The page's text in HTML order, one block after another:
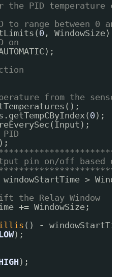
PID temperature
range between 0
0 , WindowSize);
on
from the sensor
0 );
pin on/off based on
windowStartTime >
the Relay Window
+= WindowSize;
() -
);
);